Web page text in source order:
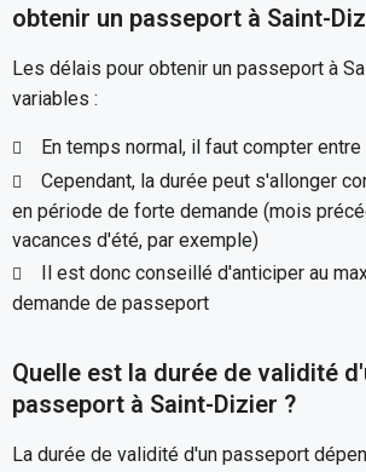
obtenir un passeport à Saint-
Les délais pour obtenir un passeport à
variables :
En temps normal, il faut compter
Cependant, la durée peut s'allonger
en période de forte demande (mois
vacances d'été, par exemple)
Il est donc conseillé d'anticiper au
demande de passeport
Quelle est la durée de validité
passeport à Saint-Dizier ?
La durée de validité d'un passeport